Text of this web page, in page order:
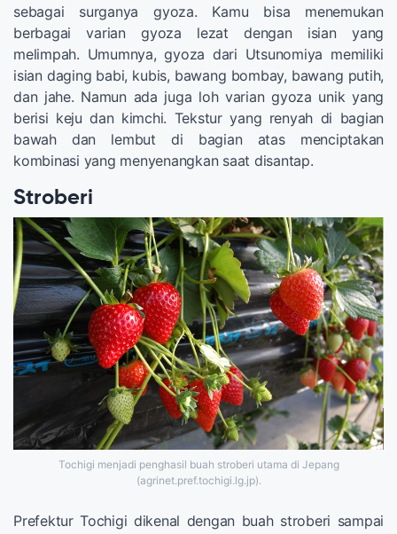
sebagai surganya gyoza. Kamu bisa menemukan
berbagai varian gyoza lezat dengan isian yang
melimpah. Umumnya, gyoza dari Utsunomiya memiliki
isian daging babi, kubis, bawang bombay, bawang putih,
dan jahe. Namun ada juga loh varian gyoza unik yang
berisi keju dan kimchi. Tekstur yang renyah di bagian
bawah dan lembut di bagian atas menciptakan
kombinasi yang menyenangkan saat disantap.
Stroberi
Tochigi menjadi penghasil buah stroberi utama di Jepang
(agrinet.pref.tochigi.lg.jp).
Prefektur Tochigi dikenal dengan buah stroberi sampai